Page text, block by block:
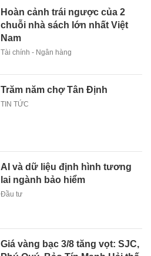
Hoàn cảnh trái ngược của 2
chuỗi nhà sách lớn nhất Việt
Nam
Tài chính - Ngân hàng
Trăm năm chợ Tân Định
TIN TỨC
AI và dữ liệu định hình tương
lai ngành bảo hiểm
Đầu tư
Giá vàng bạc 3/8 tăng vọt: SJC,